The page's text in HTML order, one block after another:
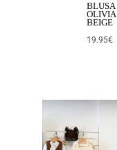
BLUSA
OLIVIA
BEIGE
19.95€